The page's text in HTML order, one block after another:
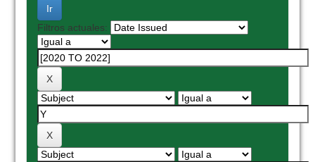
Filtros actuales: